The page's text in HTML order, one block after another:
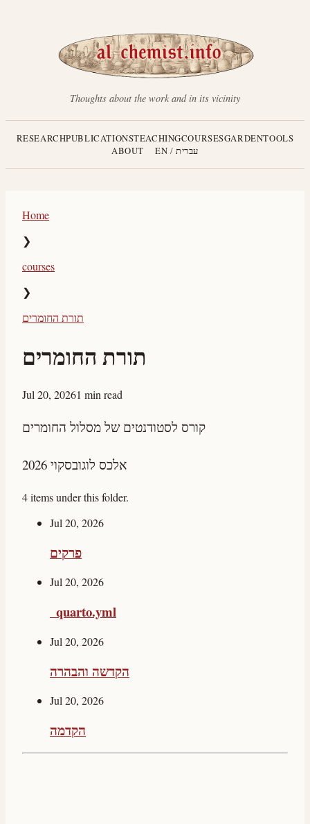
Thoughts about the work and in its vicinity
RESEARCHPUBLICATIONSTEACHINGCOURSESGARDENTOOLS
ABOUT
EN / עברית
Home
❯
courses
❯
תורת החומרים
תורת החומרים
Jul 20, 20261 min read
קורס לסטודנטים של מסלול החומרים
אלכס לוגובסקוי 2026
4 items under this folder.
Jul 20, 2026
פרקים
Jul 20, 2026
_quarto.yml
Jul 20, 2026
הקדשה והבהרה
Jul 20, 2026
הקדמה